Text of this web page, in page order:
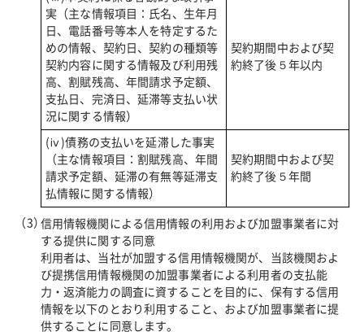
実（主な情報項目：氏名、生年月
日、電話番号等本人を特定するた
めの情報、契約日、契約の種類等
契約内容に関する情報及び利用残
高、割賦残高、年間請求予定額、
支払日、完済日、延滞等支払い状
況に関する情報）
契約期間中および契
約終了後５年以内
(ⅳ)債務の支払いを延滞した事実
（主な情報項目：割賦残高、年間
請求予定額、延滞の有無等延滞支
払情報に関する情報）
契約期間中および契
約終了後５年間
信用情報機関による信用情報の利用および加盟事業者に対
する提供に関する同意
利用者は、当社が加盟する信用情報機関が、当該機関およ
び提携信用情報機関の加盟事業者による利用者の支払能
力・返済能力の調査に資することを目的に、保有する信用
情報を以下のとおり利用すること、および加盟事業者に提
供することに同意します。